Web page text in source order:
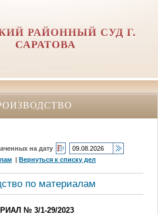
РАЙОННЫЙ СУД Г.
САРАТОВА
на дату
|Вернуться к списку дел
по материалам
№ 3/1-29/2023